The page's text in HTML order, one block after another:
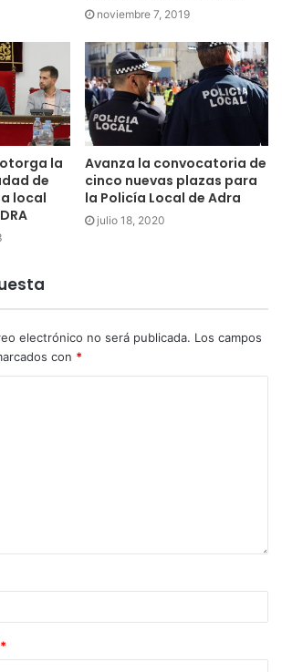
noviembre 7, 2019
la
de
local
Avanza la convocatoria de
cinco nuevas plazas para
la Policía Local de Adra
julio 18, 2020
electrónico no será publicada. Los campos
con *
*